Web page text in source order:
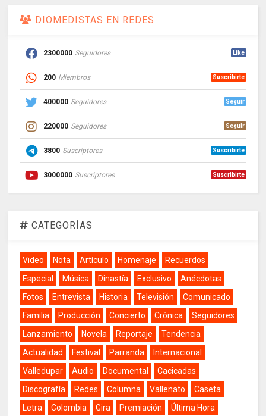
DIOMEDISTAS EN REDES
2300000 Seguidores Like
200 Miembros Suscribirte
400000 Seguidores Seguir
220000 Seguidores Seguir
3800 Suscriptores Suscribirte
3000000 Suscriptores Suscribirte
CATEGORÍAS
Video Nota Artículo Homenaje
Recuerdos
Especial
Música Dinastía Exclusivo
Anécdotas
Fotos
Entrevista Historia Televisión
Comunicado
Familia
Producción Concierto Crónica
Seguidores
Lanzamiento
Novela Reportaje
Tendencia
Actualidad
Festival Parranda
Internacional
Valledupar
Audio Documental
Cacicadas
Discografía
Redes Columna Vallenato
Caseta
Letra
Colombia Gira Premiación Última Hora